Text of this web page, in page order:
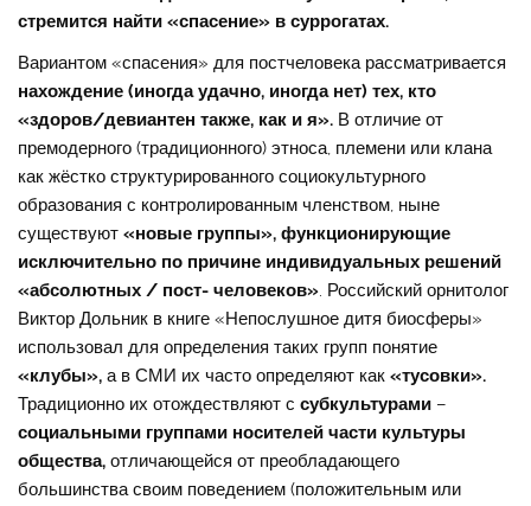
стремится найти «спасение» в суррогатах.
Вариантом «спасения» для постчеловека рассматривается
нахождение (иногда удачно, иногда нет) тех, кто
«здоров/девиантен также, как и я». В отличие от
премодерного (традиционного) этноса, племени или клана
как жёстко структурированного социокультурного
образования с контролированным членством, ныне
существуют«новые группы», функционирующие
исключительно по причине индивидуальных решений
«абсолютных / пост- человеков». Российский орнитолог
Виктор Дольник в книге «Непослушное дитя биосферы»
использовал для определения таких групп понятие
«клубы», а в СМИ их часто определяют как«тусовки».
Традиционно их отождествляют ссубкультурами –
социальными группами носителей части культуры
общества, отличающейся от преобладающего
большинства своим поведением (положительным или